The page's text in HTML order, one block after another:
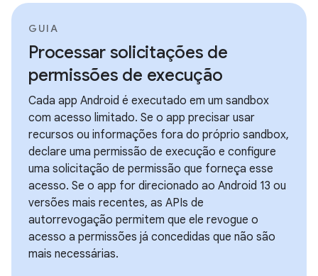
GUIA
Processar solicitações de
permissões de execução
Cada app Android é executado em um sandbox
com acesso limitado. Se o app precisar usar
recursos ou informações fora do próprio sandbox,
declare uma permissão de execução e configure
uma solicitação de permissão que forneça esse
acesso. Se o app for direcionado ao Android 13 ou
versões mais recentes, as APIs de
autorrevogação permitem que ele revogue o
acesso a permissões já concedidas que não são
mais necessárias.